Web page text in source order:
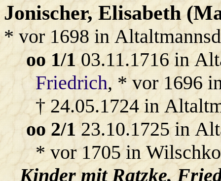
Jonischer, Elisabeth
* vor 1698 in
oo 1/103.11.1716 in
Friedrich, * vor 1696
† 24.05.1724 in
oo 2/123.10.1725 in
* vor 1705 in
Kinder mit Ratzke,